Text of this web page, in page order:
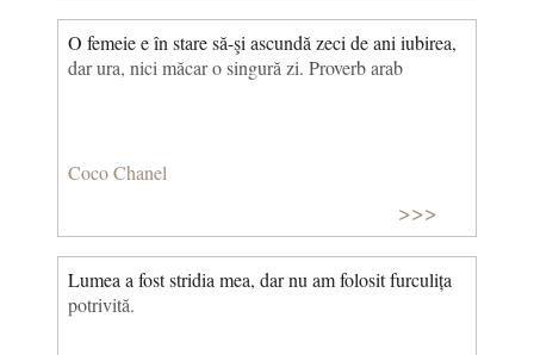
O femeie e în stare să-şi ascundă zeci de ani iubirea,
dar ura, nici măcar o singură zi. Proverb arab
Coco Chanel
>>>
Lumea a fost stridia mea, dar nu am folosit furculița
potrivită.